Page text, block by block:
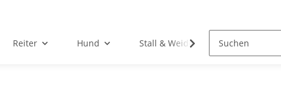
Reiter Hund Stall & Weide Hobby Horse